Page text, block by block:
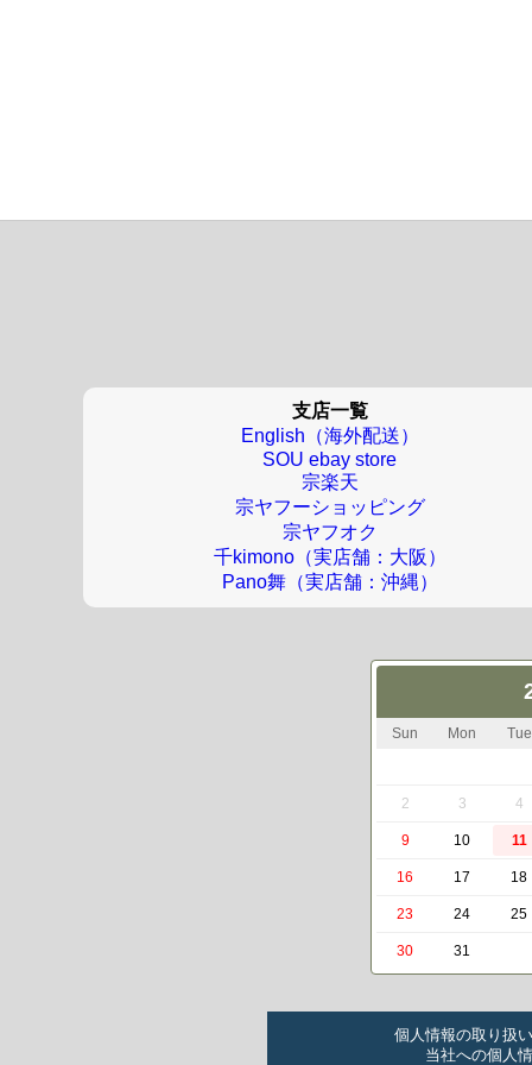
支店一覧
English（海外配送）
SOU ebay store
宗楽天
宗ヤフーショッピング
宗ヤフオク
千kimono（実店舗：大阪）
Pano舞（実店舗：沖縄）
Sun Mon Tue
2 3 4
9 10 11
16 17 18
23 24 25
30 31
個人情報の取り扱
当社への個人